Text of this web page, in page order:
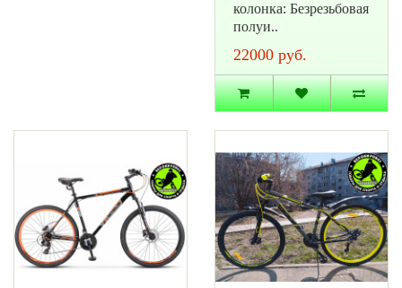
колонка: Безрезьбовая
полуи..
22000 руб.